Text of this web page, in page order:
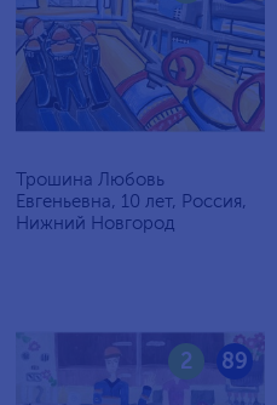
Трошина Любовь
Евгеньевна, 10 лет, Россия,
Нижний Новгород
89
2